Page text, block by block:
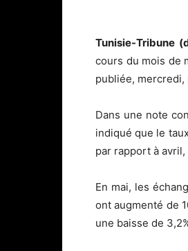
Tunisie-Tribune
cours du mois de
publiée, mercredi,
Dans une note
indiqué que le
par rapport à
En mai, les
ont augmenté de
une baisse de